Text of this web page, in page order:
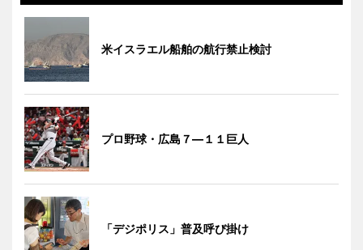
米イスラエル船舶の航行禁止検討
プロ野球・広島７―１１巨人
「デジポリス」普及呼び掛け